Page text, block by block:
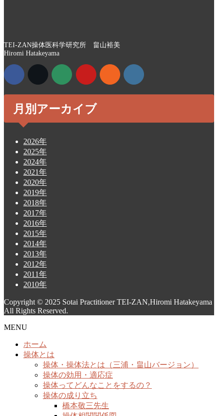
TEI-ZAN操体医科学研究所 畠山裕美
Hiromi Hatakeyama
月別アーカイブ
2026年
2025年
2024年
2021年
2020年
2019年
2018年
2017年
2016年
2015年
2014年
2013年
2012年
2011年
2010年
Copyright © 2025 Sotai Practitioner TEI-ZAN,Hiromi Hatakeyama
All Rights Reserved.
MENU
ホーム
操体とは
操体・操体法とは（三浦・畠山バージョン）
操体の効用・適応症
操体ってどんなことをするの？
操体の成り立ち
橋本敬三先生